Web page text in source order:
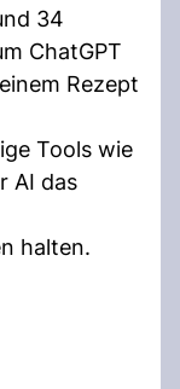
34
ChatGPT
Rezept
Tools wie
AI das
halten.